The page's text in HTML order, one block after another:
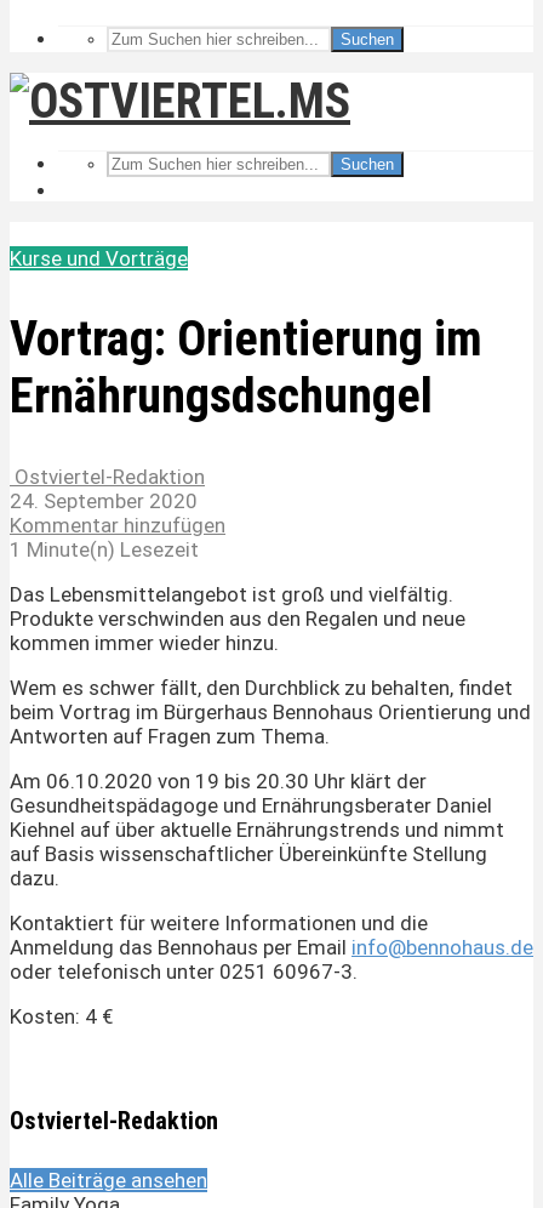
Suchen
Suchen
Kurse und Vorträge
Vortrag: Orientierung im
Ernährungsdschungel
Ostviertel-Redaktion
24. September 2020
Kommentar hinzufügen
1 Minute(n) Lesezeit
Das Lebensmittelangebot ist groß und vielfältig.
Produkte verschwinden aus den Regalen und neue
kommen immer wieder hinzu.
Wem es schwer fällt, den Durchblick zu behalten, findet
beim Vortrag im Bürgerhaus Bennohaus Orientierung und
Antworten auf Fragen zum Thema.
Am 06.10.2020 von 19 bis 20.30 Uhr klärt der
Gesundheitspädagoge und Ernährungsberater Daniel
Kiehnel auf über aktuelle Ernährungstrends und nimmt
auf Basis wissenschaftlicher Übereinkünfte Stellung
dazu.
Kontaktiert für weitere Informationen und die
Anmeldung das Bennohaus per Email info@bennohaus.de
oder telefonisch unter 0251 60967-3.
Kosten: 4 €
Ostviertel-Redaktion
Alle Beiträge ansehen